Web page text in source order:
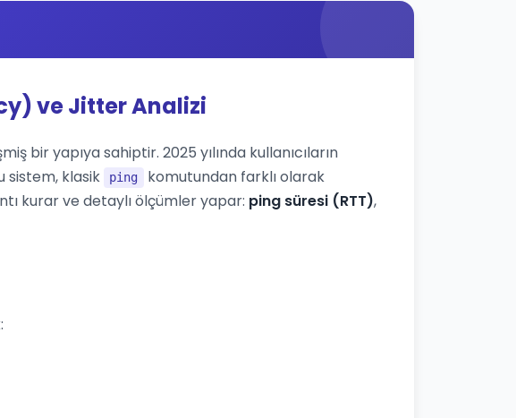
ve Jitter Analizi
bir yapıya sahiptir. 2025 yılında kullanıcıların
sistem, klasik ping
komutundan farklı olarak
kurar ve detaylı ölçümler yapar: ping süresi (RTT),